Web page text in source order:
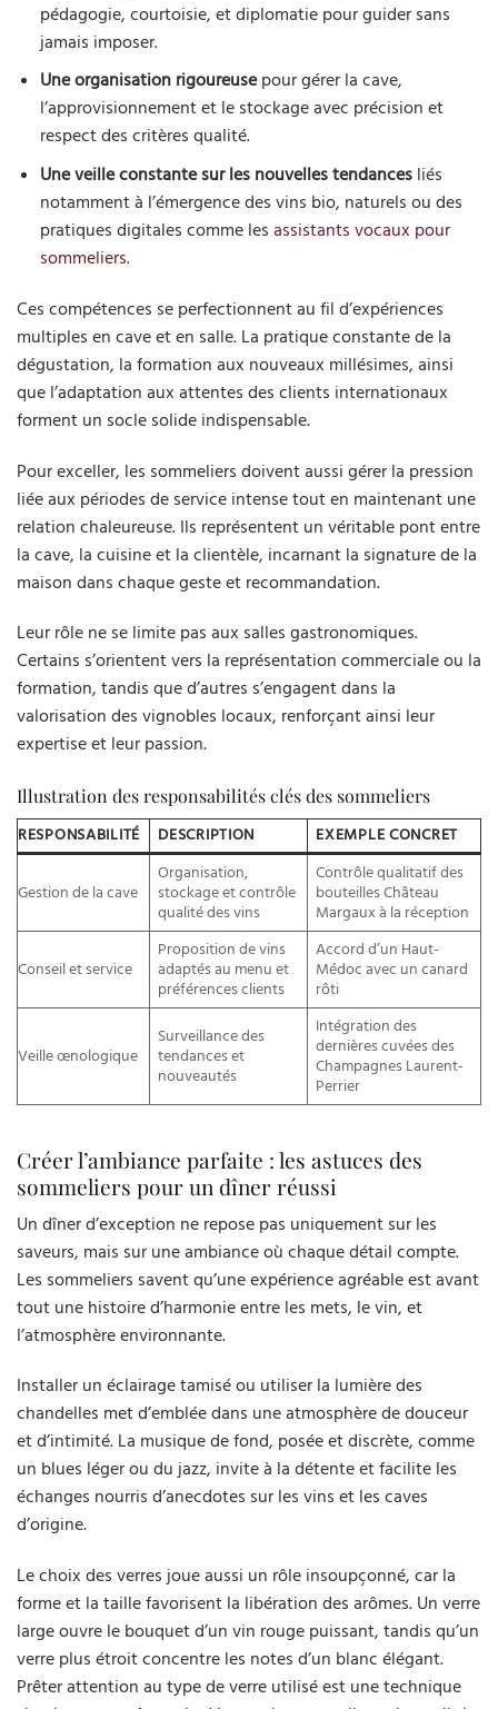
pédagogie, courtoisie, et diplomatie pour guider sans
jamais imposer.
Une organisation rigoureusepour gérer la cave,
l’approvisionnement et le stockage avec précision et
respect des critères qualité.
Une veille constante sur les nouvelles tendancesliés
notamment à l’émergence des vins bio, naturels ou des
pratiques digitales comme les assistants vocaux pour
sommeliers.
Ces compétences se perfectionnent au fil d’expériences
multiples en cave et en salle. La pratique constante de la
dégustation, la formation aux nouveaux millésimes, ainsi
que l’adaptation aux attentes des clients internationaux
forment un socle solide indispensable.
Pour exceller, les sommeliers doivent aussi gérer la pression
liée aux périodes de service intense tout en maintenant une
relation chaleureuse. Ils représentent un véritable pont entre
la cave, la cuisine et la clientèle, incarnant la signature de la
maison dans chaque geste et recommandation.
Leur rôle ne se limite pas aux salles gastronomiques.
Certains s’orientent vers la représentation commerciale ou la
formation, tandis que d’autres s’engagent dans la
valorisation des vignobles locaux, renforçant ainsi leur
expertise et leur passion.
Illustration des responsabilités clés des sommeliers
RESPONSABILITÉ DESCRIPTION EXEMPLE CONCRET
Gestion de la cave
Organisation,
stockage et contrôle
qualité des vins
Contrôle qualitatif des
bouteilles Château
Margaux à la réception
Conseil et service
Proposition de vins
adaptés au menu et
préférences clients
Accord d’un Haut-
Médoc avec un canard
rôti
Veille œnologique
Surveillance des
tendances et
nouveautés
Intégration des
dernières cuvées des
Champagnes Laurent-
Perrier
Créer l’ambiance parfaite : les astuces des
sommeliers pour un dîner réussi
Un dîner d’exception ne repose pas uniquement sur les
saveurs, mais sur une ambiance où chaque détail compte.
Les sommeliers savent qu’une expérience agréable est avant
tout une histoire d’harmonie entre les mets, le vin, et
l’atmosphère environnante.
Installer un éclairage tamisé ou utiliser la lumière des
chandelles met d’emblée dans une atmosphère de douceur
et d’intimité. La musique de fond, posée et discrète, comme
un blues léger ou du jazz, invite à la détente et facilite les
échanges nourris d’anecdotes sur les vins et les caves
d’origine.
Le choix des verres joue aussi un rôle insoupçonné, car la
forme et la taille favorisent la libération des arômes. Un verre
large ouvre le bouquet d’un vin rouge puissant, tandis qu’un
verre plus étroit concentre les notes d’un blanc élégant.
Prêter attention au type de verre utilisé est une technique